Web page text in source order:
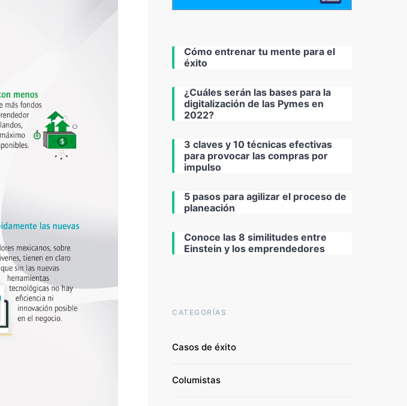
Cómo entrenar tu mente para el
éxito
¿Cuáles serán las bases para la
digitalización de las Pymes en
2022?
3 claves y 10 técnicas efectivas
para provocar las compras por
impulso
5 pasos para agilizar el proceso de
planeación
Conoce las 8 similitudes entre
Einstein y los emprendedores
CATEGORÍAS
Casos de éxito
Columistas